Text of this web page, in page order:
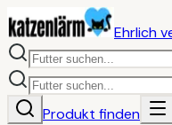
Ehrlich
Produkt finden